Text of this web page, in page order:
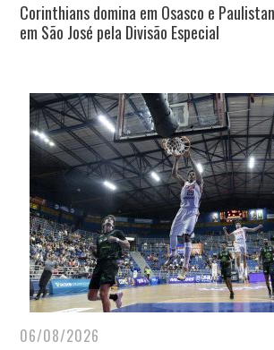
Corinthians domina em Osasco e
em São José pela Divisão Especial
06/08/2026